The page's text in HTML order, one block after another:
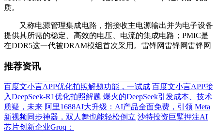
质。
又称电源管理集成电路，指接收主电源输出并为电子设备
提供其所需的稳定、高效的电压、电流的集成电路；PMIC是
在DDR5这一代被DRAM模组首次采用。雷锋网雷锋网雷锋网
推荐资讯
百度文小言APP优化拍照解题功能，一试成 百度文小言APP接
入DeepSeek-R1优化拍照解题 爆火的DeepSeek引发成本、技术
质疑，未来 阿里1688AI大升级：AI产品全面免费，引领 Meta
新视频同步神器，双人舞也能轻松倒立 沙特投资巨擘押注AI
芯片创新企业Groq：